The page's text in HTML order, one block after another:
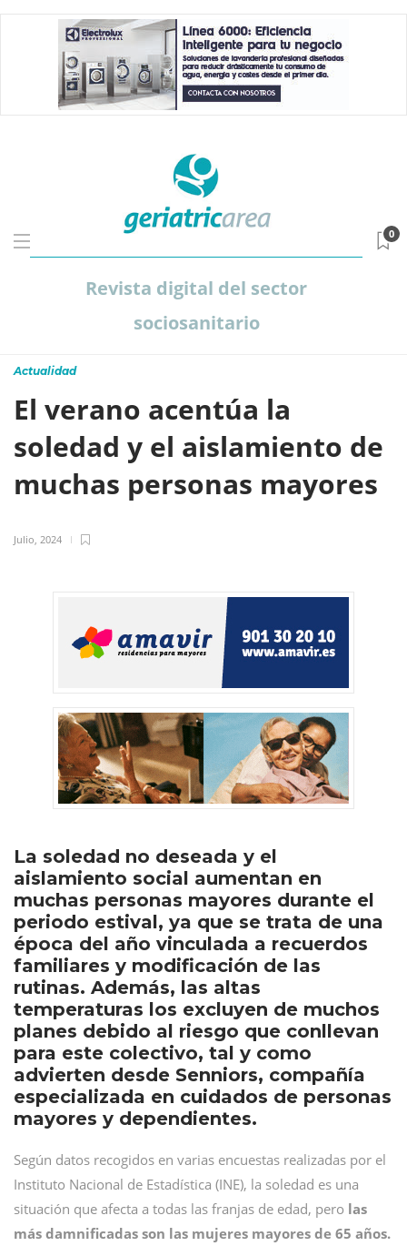
Revista digital del sector
sociosanitario
0
Actualidad
El verano acentúa la
soledad y el aislamiento de
muchas personas mayores
Julio, 2024
La soledad no deseada y el
aislamiento social aumentan en
muchas personas mayores durante el
periodo estival, ya que se trata de una
época del año vinculada a recuerdos
familiares y modificación de las
rutinas. Además, las altas
temperaturas los excluyen de muchos
planes debido al riesgo que conllevan
para este colectivo, tal y como
advierten desde Senniors, compañía
especializada en cuidados de personas
mayores y dependientes.
Según datos recogidos en varias encuestas realizadas por el
Instituto Nacional de Estadística (INE), la soledad es una
situación que afecta a todas las franjas de edad, pero las
más damnificadas son las mujeres mayores de 65 años.